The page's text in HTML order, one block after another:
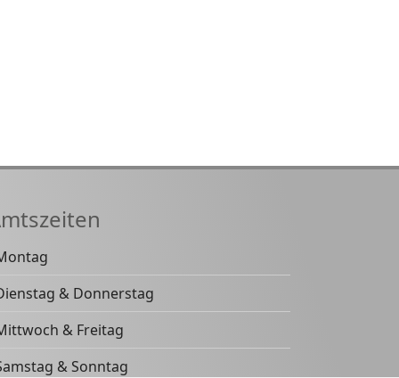
& Donnerstag
& Freitag
& Sonntag